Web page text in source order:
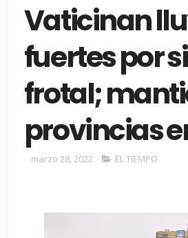
Vaticinan
fuertes por
frotal;
provincias
marzo 28, 2022 EL TIEMPO